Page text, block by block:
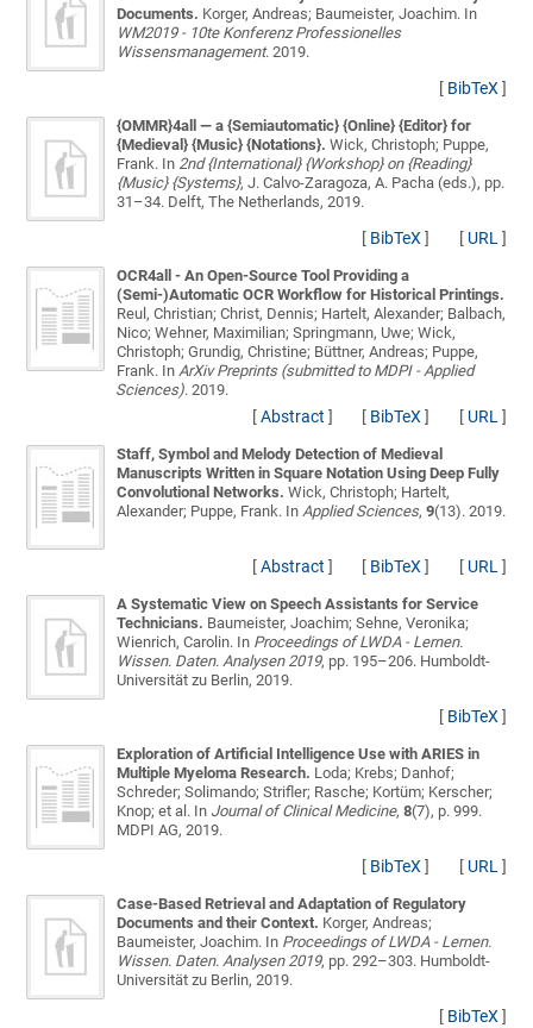
Documents. Korger, Andreas; Baumeister, Joachim. In
WM2019 - 10te Konferenz Professionelles
Wissensmanagement. 2019.
[ BibTeX ]
{OMMR}4all — a {Semiautomatic} {Online} {Editor} for
{Medieval} {Music} {Notations}. Wick, Christoph; Puppe,
Frank. In 2nd {International} {Workshop} on {Reading}
{Music} {Systems}, J. Calvo-Zaragoza, A. Pacha (eds.), pp.
31–34. Delft, The Netherlands, 2019.
[ BibTeX ] [ URL ]
OCR4all - An Open-Source Tool Providing a
(Semi-)Automatic OCR Workflow for Historical Printings.
Reul, Christian; Christ, Dennis; Hartelt, Alexander; Balbach,
Nico; Wehner, Maximilian; Springmann, Uwe; Wick,
Christoph; Grundig, Christine; Büttner, Andreas; Puppe,
Frank. In ArXiv Preprints (submitted to MDPI - Applied
Sciences). 2019.
[Abstract ] [ BibTeX ] [ URL ]
Staff, Symbol and Melody Detection of Medieval
Manuscripts Written in Square Notation Using Deep Fully
Convolutional Networks. Wick, Christoph; Hartelt,
Alexander; Puppe, Frank. In Applied Sciences,9(13). 2019.
[Abstract ] [ BibTeX ] [ URL ]
A Systematic View on Speech Assistants for Service
Technicians. Baumeister, Joachim; Sehne, Veronika;
Wienrich, Carolin. In Proceedings of LWDA - Lernen.
Wissen. Daten. Analysen 2019, pp. 195–206. Humboldt-
Universität zu Berlin, 2019.
[ BibTeX ]
Exploration of Artificial Intelligence Use with ARIES in
Multiple Myeloma Research. Loda; Krebs; Danhof;
Schreder; Solimando; Strifler; Rasche; Kortüm; Kerscher;
Knop; et al. In Journal of Clinical Medicine,8(7), p. 999.
MDPI AG, 2019.
[ BibTeX ] [ URL ]
Case-Based Retrieval and Adaptation of Regulatory
Documents and their Context. Korger, Andreas;
Baumeister, Joachim. In Proceedings of LWDA - Lernen.
Wissen. Daten. Analysen 2019, pp. 292–303. Humboldt-
Universität zu Berlin, 2019.
[ BibTeX ]